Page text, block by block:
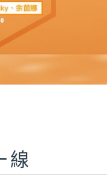
線